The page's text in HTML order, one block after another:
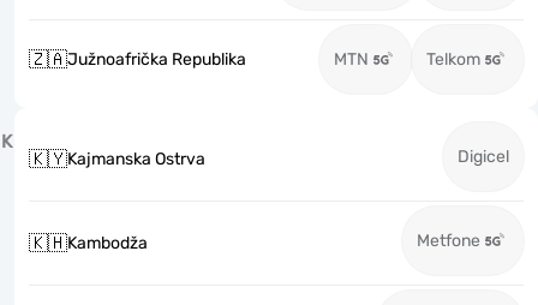
🇿🇦Južnoafrička Republika MTN Telkom
K
🇰🇾Kajmanska Ostrva Digicel
🇰🇭Kambodža Metfone